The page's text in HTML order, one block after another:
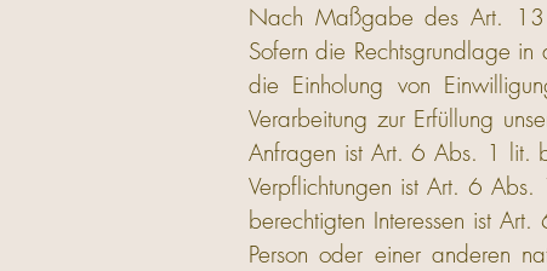
Nach Maßgabe des Art. 13
Sofern die Rechtsgrundlage
die Einholung von
Verarbeitung zur Erfüllung
Anfragen ist Art. 6 Abs. 1 lit.
Verpflichtungen ist Art. 6
berechtigten Interessen ist
Person oder einer anderen